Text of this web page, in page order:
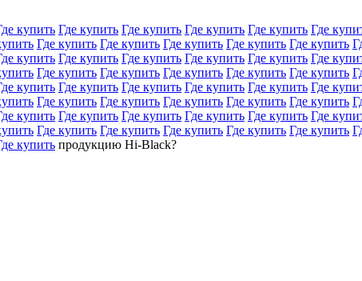
купить Где купить Где купить Где купить Где купить Где
Где купить Где купить Где купить Где купить Где купить
купить Где купить Где купить Где купить Где купить Где
Где купить Где купить Где купить Где купить Где купить
купить Где купить Где купить Где купить Где купить Где
Где купить Где купить Где купить Где купить Где купить
купить Где купить Где купить Где купить Где купить Где
Где купить Где купить Где купить Где купить Где купить
купить продукцию Hi-Black?